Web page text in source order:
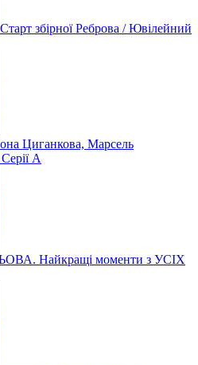
збірної Реброва / Ювілейний
Циганкова, Марсель
А
Найкращі моменти з УСІХ